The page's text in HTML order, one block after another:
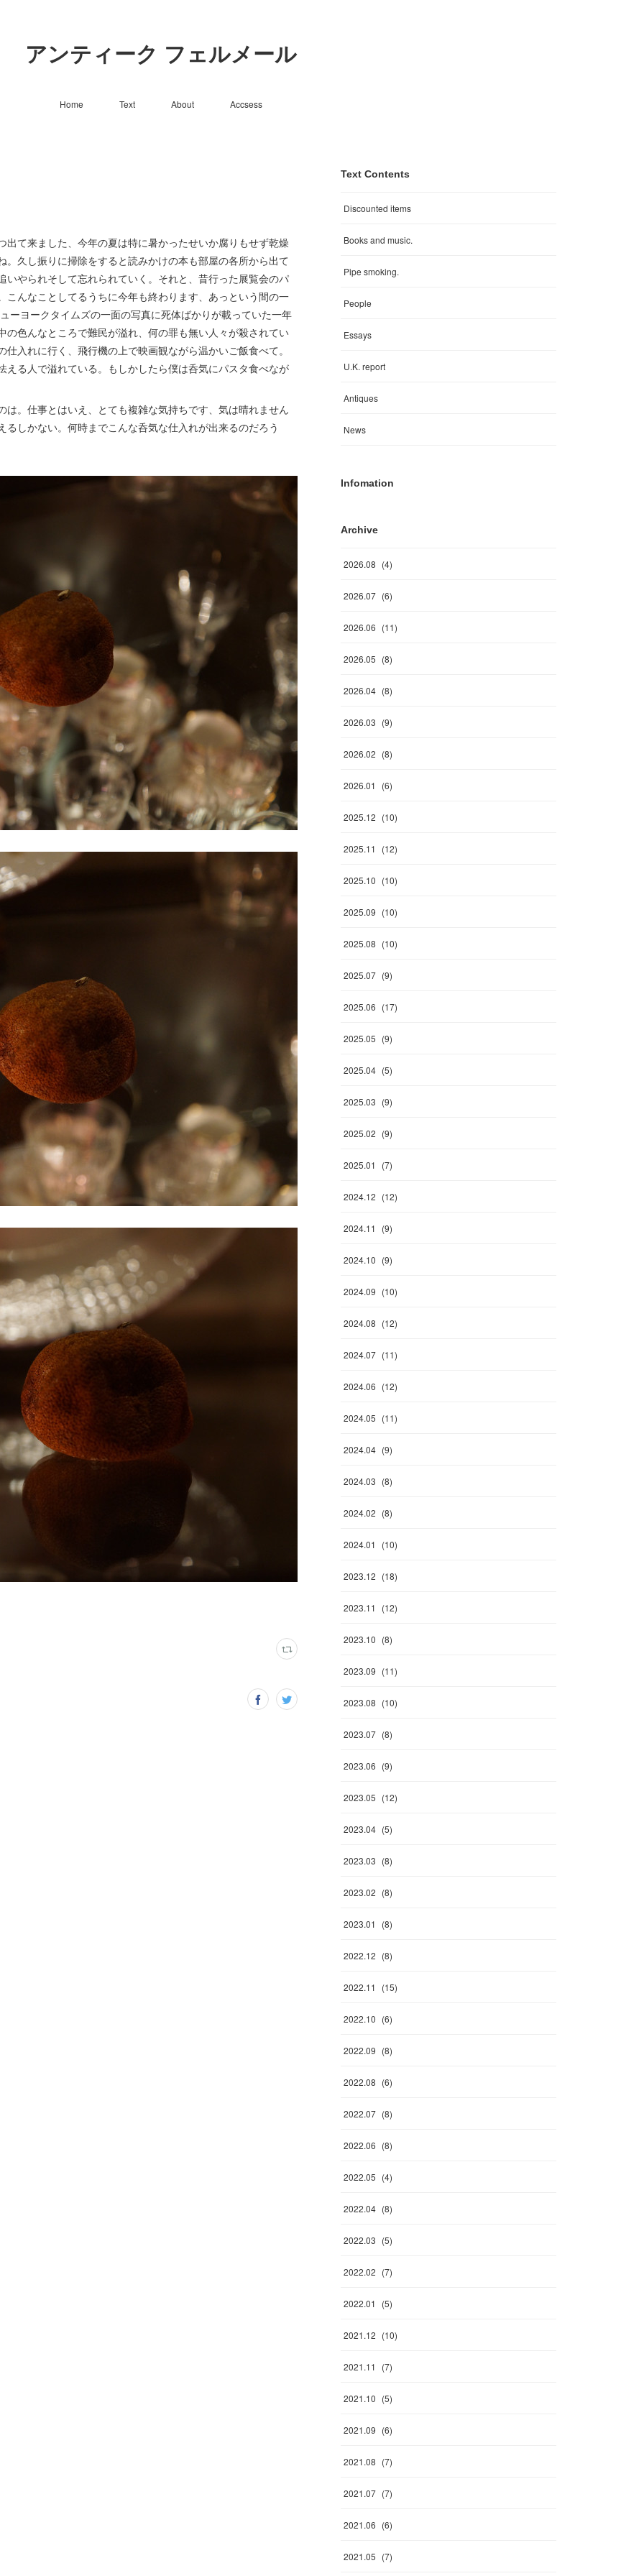
アンティーク フェルメール
Home Text About Accsess
て来ました、今年の夏は特に暑かったせいか腐りもせず乾燥
久し振りに掃除をすると読みかけの本も部屋の各所から出て
やられそして忘れられていく。それと、昔行った展覧会のパ
んなことしてるうちに今年も終わります、あっという間の一
ーヨークタイムズの一面の写真に死体ばかりが載っていた一年
色んなところで難民が溢れ、何の罪も無い人々が殺されてい
入れに行く、飛行機の上で映画観ながら温かいご飯食べて。
る人で溢れている。もしかしたら僕は呑気にパスタ食べなが
。仕事とはいえ、とても複雑な気持ちです、気は晴れません
しかない。何時までこんな呑気な仕入れが出来るのだろう
Text Contents
Discounted items
Books and music.
Pipe smoking.
People
Essays
U.K. report
Antiques
News
Infomation
Archive
2026.08 (4)
2026.07 (6)
2026.06 (11)
2026.05 (8)
2026.04 (8)
2026.03 (9)
2026.02 (8)
2026.01 (6)
2025.12 (10)
2025.11 (12)
2025.10 (10)
2025.09 (10)
2025.08 (10)
2025.07 (9)
2025.06 (17)
2025.05 (9)
2025.04 (5)
2025.03 (9)
2025.02 (9)
2025.01 (7)
2024.12 (12)
2024.11 (9)
2024.10 (9)
2024.09 (10)
2024.08 (12)
2024.07 (11)
2024.06 (12)
2024.05 (11)
2024.04 (9)
2024.03 (8)
2024.02 (8)
2024.01 (10)
2023.12 (18)
2023.11 (12)
2023.10 (8)
2023.09 (11)
2023.08 (10)
2023.07 (8)
2023.06 (9)
2023.05 (12)
2023.04 (5)
2023.03 (8)
2023.02 (8)
2023.01 (8)
2022.12 (8)
2022.11 (15)
2022.10 (6)
2022.09 (8)
2022.08 (6)
2022.07 (8)
2022.06 (8)
2022.05 (4)
2022.04 (8)
2022.03 (5)
2022.02 (7)
2022.01 (5)
2021.12 (10)
2021.11 (7)
2021.10 (5)
2021.09 (6)
2021.08 (7)
2021.07 (7)
2021.06 (6)
2021.05 (7)